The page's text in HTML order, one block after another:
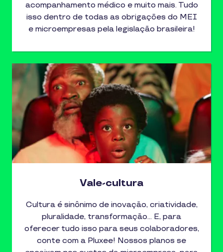
acompanhamento médico e muito mais. Tudo
isso dentro de todas as obrigações do MEI
e microempresas pela legislação brasileira!
Vale-cultura
Cultura é sinônimo de inovação, criatividade,
pluralidade, transformação… E, para
oferecer tudo isso para seus colaboradores,
conte com a Pluxee! Nossos planos se